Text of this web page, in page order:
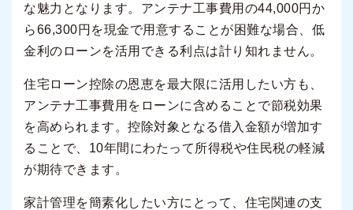
な魅力となります。アンテナ工事費用の44,000円か
ら66,300円を現金で用意することが困難な場合、低
金利のローンを活用できる利点は計り知れません。
住宅ローン控除の恩恵を最大限に活用したい方も、
アンテナ工事費用をローンに含めることで節税効果
を高められます。控除対象となる借入金額が増加す
ることで、10年間にわたって所得税や住民税の軽減
が期待できます。
家計管理を簡素化したい方にとって、住宅関連の支